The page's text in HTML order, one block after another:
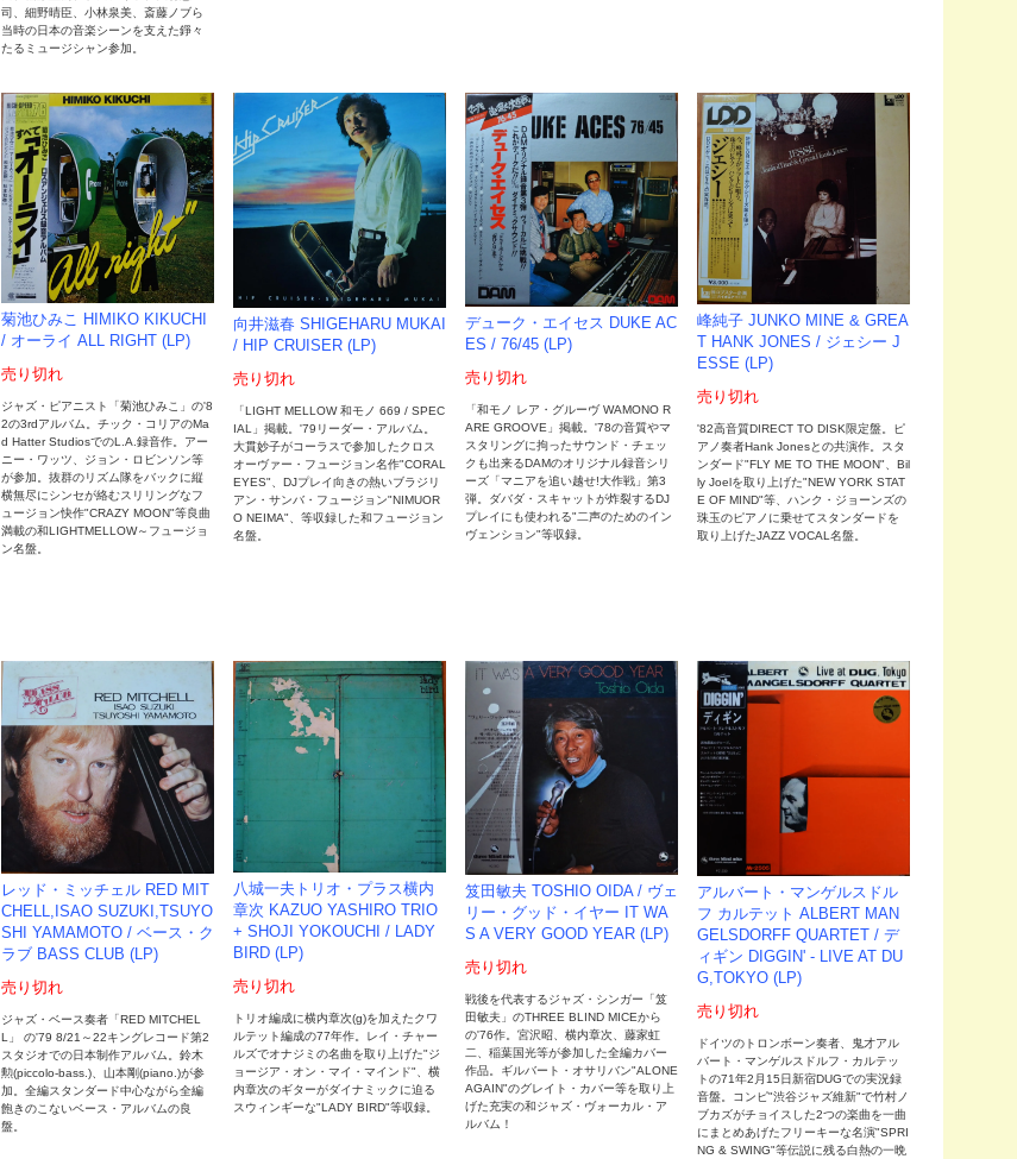
司、細野晴臣、小林泉美、斎藤ノブら
当時の日本の音楽シーンを支えた錚々
たるミュージシャン参加。
菊池ひみこ HIMIKO KIKUCHI
/ オーライ ALL RIGHT (LP)
売り切れ
ジャズ・ピアニスト「菊池ひみこ」の'8
2の3rdアルバム。チック・コリアのMa
d Hatter StudiosでのL.A.録音作。アー
ニー・ワッツ、ジョン・ロビンソン等
が参加。抜群のリズム隊をバックに縦
横無尽にシンセが絡むスリリングなフ
ュージョン快作"CRAZY MOON"等良曲
満載の和LIGHTMELLOW～フュージョ
ン名盤。
向井滋春 SHIGEHARU MUKAI
/ HIP CRUISER (LP)
売り切れ
「LIGHT MELLOW 和モノ 669 / SPEC
IAL」掲載。'79リーダー・アルバム。
大貫妙子がコーラスで参加したクロス
オーヴァー・フュージョン名作"CORAL
EYES"、DJプレイ向きの熱いブラジリ
アン・サンバ・フュージョン"NIMUOR
O NEIMA"、等収録した和フュージョン
名盤。
デューク・エイセス DUKE AC
ES / 76/45 (LP)
売り切れ
「和モノ レア・グルーヴ WAMONO R
ARE GROOVE」掲載。'78の音質やマ
スタリングに拘ったサウンド・チェッ
クも出来るDAMのオリジナル録音シリ
ーズ「マニアを追い越せ!大作戦」第3
弾。ダバダ・スキャットが炸裂するDJ
プレイにも使われる"二声のためのイン
ヴェンション"等収録。
峰純子 JUNKO MINE & GREA
T HANK JONES / ジェシー J
ESSE (LP)
売り切れ
'82高音質DIRECT TO DISK限定盤。ピ
アノ奏者Hank Jonesとの共演作。スタ
ンダード"FLY ME TO THE MOON"、Bil
ly Joelを取り上げた"NEW YORK STAT
E OF MIND"等、ハンク・ジョーンズの
珠玉のピアノに乗せてスタンダードを
取り上げたJAZZ VOCAL名盤。
レッド・ミッチェル RED MIT
CHELL,ISAO SUZUKI,TSUYO
SHI YAMAMOTO / ベース・ク
ラブ BASS CLUB (LP)
売り切れ
ジャズ・ベース奏者「RED MITCHEL
L」 の'79 8/21～22キングレコード第2
スタジオでの日本制作アルバム。鈴木
勲(piccolo-bass.)、山本剛(piano.)が参
加。全編スタンダード中心ながら全編
飽きのこないベース・アルバムの良
盤。
八城一夫トリオ・プラス横内
章次 KAZUO YASHIRO TRIO
+ SHOJI YOKOUCHI / LADY
BIRD (LP)
売り切れ
トリオ編成に横内章次(g)を加えたクワ
ルテット編成の77年作。レイ・チャー
ルズでオナジミの名曲を取り上げた"ジ
ョージア・オン・マイ・マインド"、横
内章次のギターがダイナミックに迫る
スウィンギーな"LADY BIRD"等収録。
笈田敏夫 TOSHIO OIDA / ヴェ
リー・グッド・イヤー IT WA
S A VERY GOOD YEAR (LP)
売り切れ
戦後を代表するジャズ・シンガー「笈
田敏夫」のTHREE BLIND MICEから
の'76作。宮沢昭、横内章次、藤家虹
二、稲葉国光等が参加した全編カバー
作品。ギルバート・オサリバン"ALONE
AGAIN"のグレイト・カバー等を取り上
げた充実の和ジャズ・ヴォーカル・ア
ルバム！
アルバート・マンゲルスドル
フ カルテット ALBERT MAN
GELSDORFF QUARTET / デ
ィギン DIGGIN' - LIVE AT DU
G,TOKYO (LP)
売り切れ
ドイツのトロンボーン奏者、鬼才アル
バート・マンゲルスドルフ・カルテッ
トの71年2月15日新宿DUGでの実況録
音盤。コンピ"渋谷ジャズ維新"で竹村ノ
ブカズがチョイスした2つの楽曲を一曲
にまとめあげたフリーキーな名演"SPRI
NG & SWING"等伝説に残る白熱の一晩